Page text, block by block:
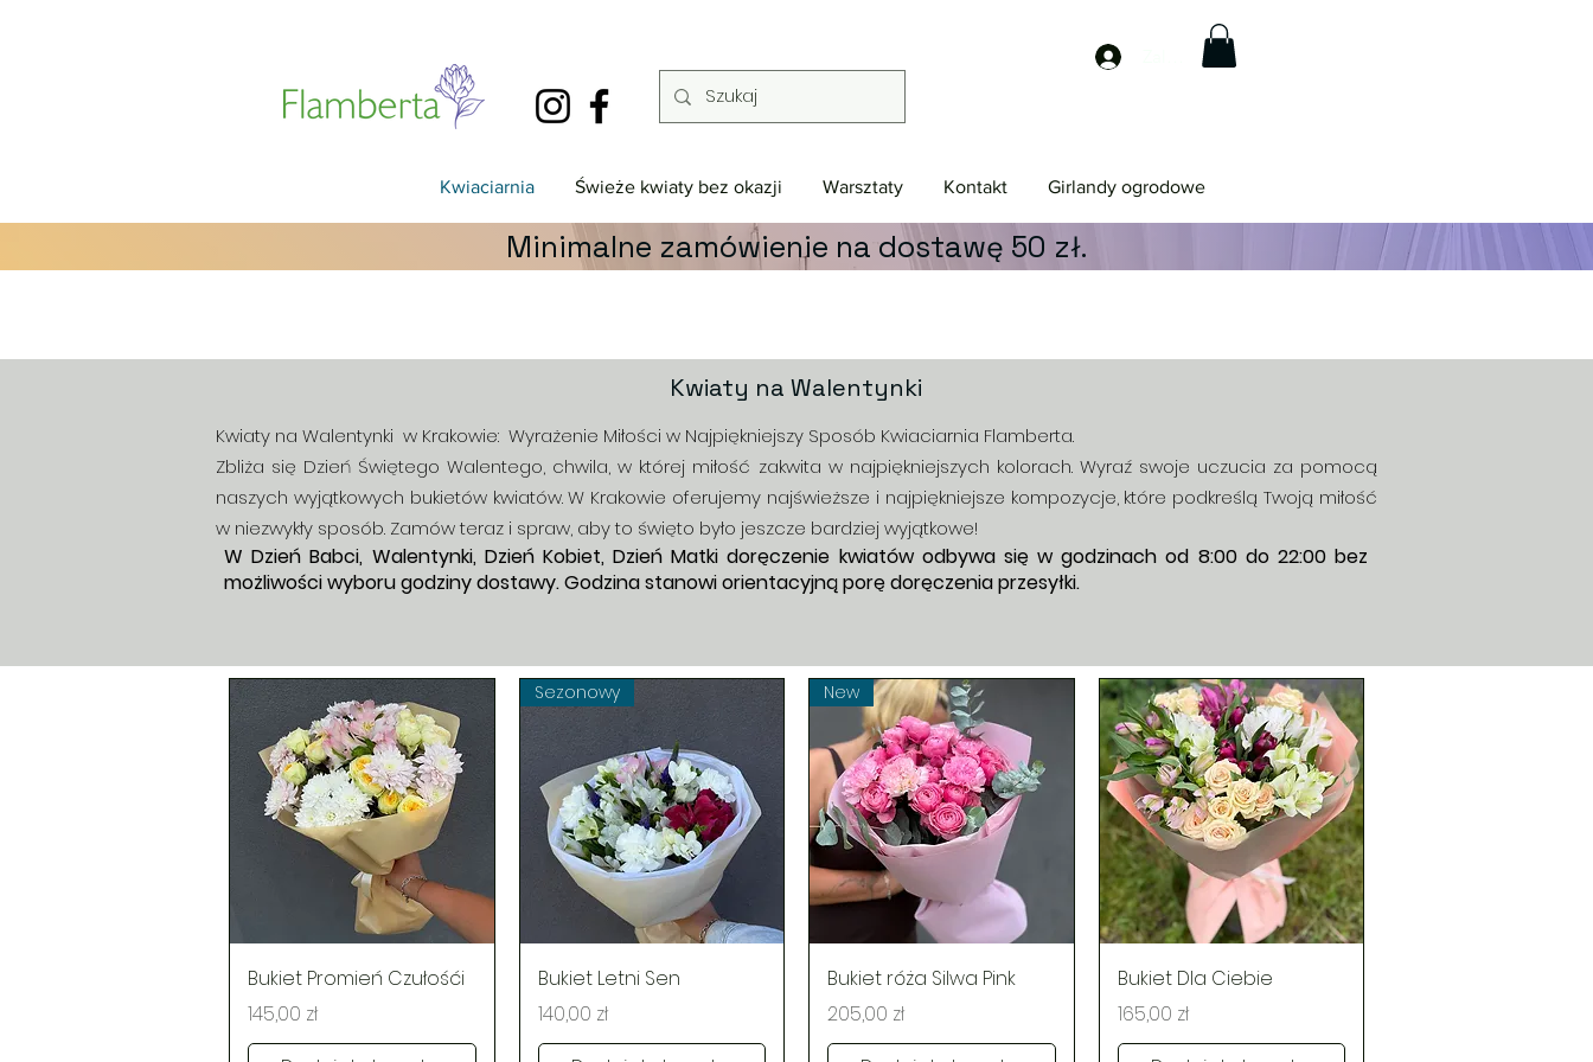
Zaloguj się
Kwiaciarnia Świeże kwiaty bez okazji Warsztaty Kontakt Girlandy ogrodowe
Minimalne zamówienie na dostawę 50 zł.
Kwiaty na Walentynki
Kwiaty na Walentynki w Krakowie: Wyrażenie Miłości w Najpiękniejszy Sposób Kwiaciarnia Flamberta.
Zbliża się Dzień Świętego Walentego, chwila, w której miłość zakwita w najpiękniejszych kolorach. Wyraź swoje uczucia za pomocą
naszych wyjątkowych bukietów kwiatów. W Krakowie oferujemy najświeższe i najpiękniejsze kompozycje, które podkreślą Twoją miłość
w niezwykły sposób. Zamów teraz i spraw, aby to święto było jeszcze bardziej wyjątkowe!
W Dzień Babci, Walentynki, Dzień Kobiet, Dzień Matki doręczenie kwiatów odbywa się w godzinach od 8:00 do 22:00 bez
możliwości wyboru godziny dostawy. Godzina stanowi orientacyjną porę doręczenia przesyłki.
Podgląd
Bukiet Promień Czułośći
Cena
145,00 zł
Podgląd
Sezonowy
Bukiet Letni Sen
Cena
140,00 zł
Podgląd
New
Bukiet róża Silwa Pink
Cena
205,00 zł
Podgląd
Bukiet Dla Ciebie
Cena
165,00 zł